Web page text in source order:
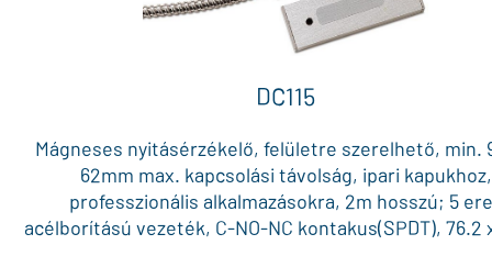
DC115
Mágneses nyitásérzékelő, felületre szerelhető, min.
62mm max. kapcsolási távolság, ipari kapukhoz,
professzionális alkalmazásokra, 2m hosszú; 5
acélborítású vezeték, C-NO-NC kontakus(SPDT), 76.2